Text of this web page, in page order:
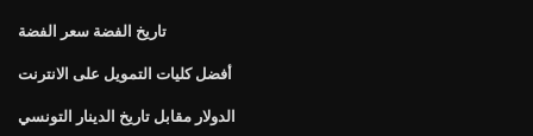
تاريخ الفضة سعر الفضة
أفضل كليات التمويل على الانترنت
الدولار مقابل تاريخ الدينار التونسي